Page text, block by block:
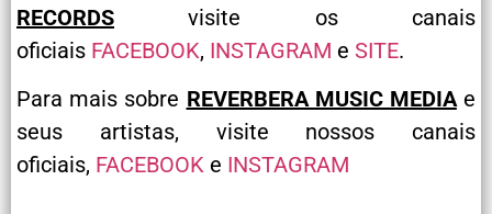
RECORDS visite os canais
oficiais FACEBOOK, INSTAGRAM e SITE.
Para mais sobre REVERBERA MUSIC MEDIAe
seus artistas, visite nossos canais
oficiais, FACEBOOK e INSTAGRAM